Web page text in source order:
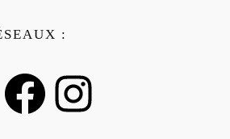
:
Facebook Instagram